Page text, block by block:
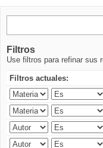
Filtros
Use filtros para refinar sus
Filtros actuales: